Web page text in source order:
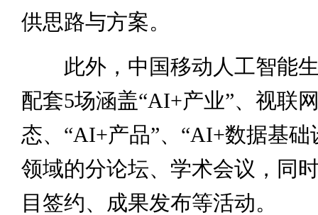
供思路与方案。
此外，中国移动人工智能生
配套5场涵盖“AI+产业”、视联
态、“AI+产品”、“AI+数据基础
领域的分论坛、学术会议，同
目签约、成果发布等活动。